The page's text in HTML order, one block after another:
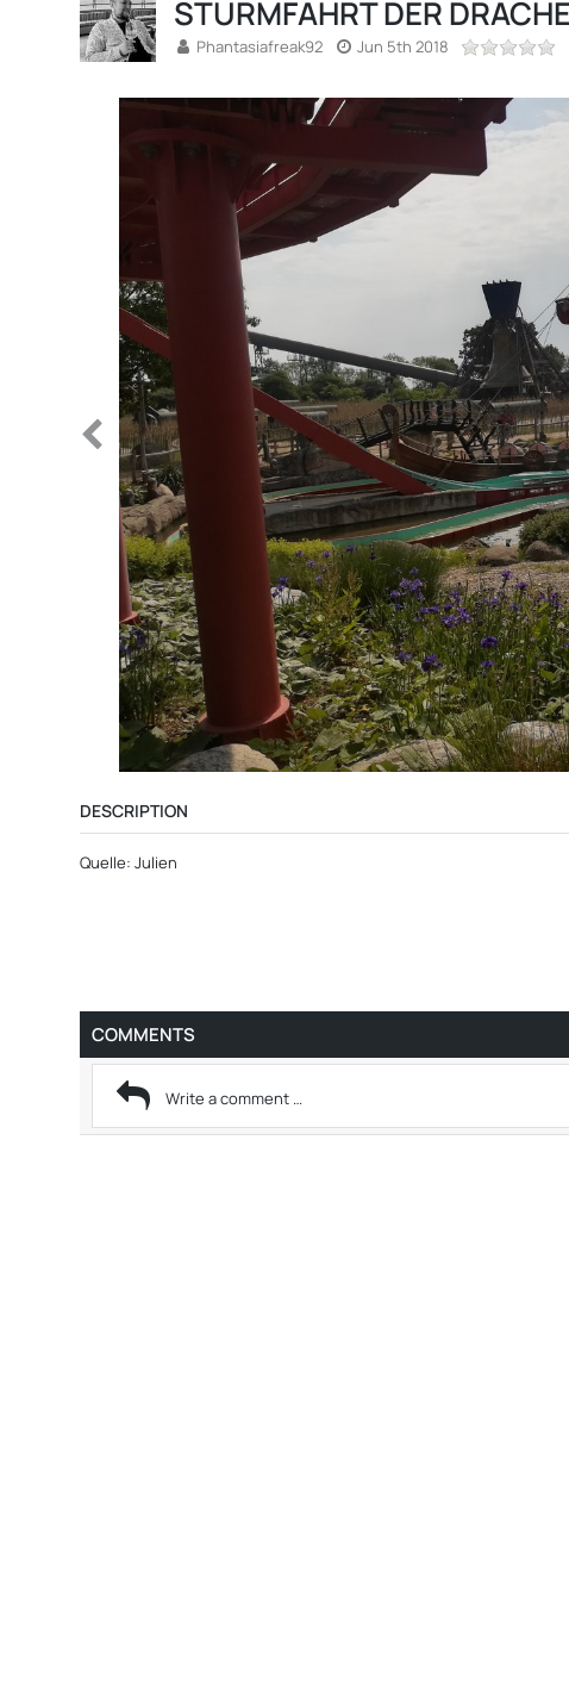
STURMFAHRT DER
Phantasiafreak92 Jun 5th 2018
DESCRIPTION
Quelle: Julien
COMMENTS